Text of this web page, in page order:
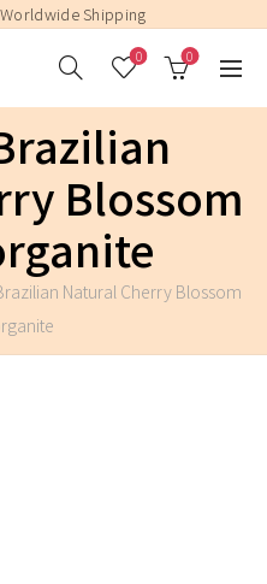
Shipping
0 0
Blossom
Natural Cherry Blossom